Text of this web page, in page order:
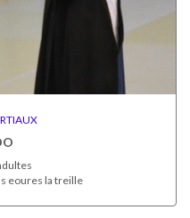
eoures la treille